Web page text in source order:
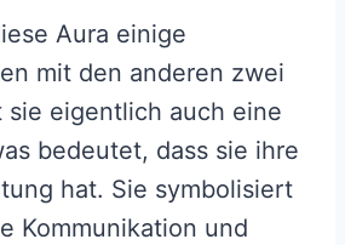
Aura einige
mit den anderen zwei
eigentlich auch eine
bedeutet, dass sie ihre
hat. Sie symbolisiert
Kommunikation und